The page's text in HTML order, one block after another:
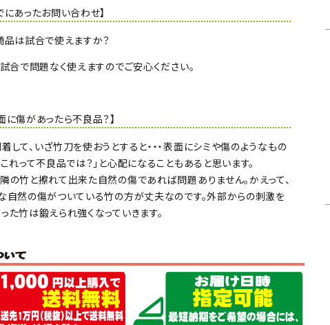
にあったお問い合わせ】
品は試合で使えますか？
試合で問題なく使えますのでご安心ください。
に傷があったら不良品？】
して、いざ竹刀を使おうとすると・・・表面にシミや傷のようなもの
これって不良品では？」と心配になることもあると思います。
の竹と擦れて出来た自然の傷であれば問題ありません。かえって、
自然の傷がついている竹の方が丈夫なのです。外部からの刺激を
た竹は鍛えられ強くなっていきます。